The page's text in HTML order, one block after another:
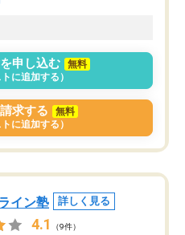
申し込む
無料
トに追加する）
求する
無料
トに追加する）
イン塾 詳しく見る
4.1 （9件）